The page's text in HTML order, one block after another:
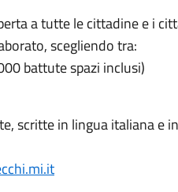
a tutte le cittadine e i
scegliendo tra:
battute spazi inclusi)
scritte in lingua italiana e